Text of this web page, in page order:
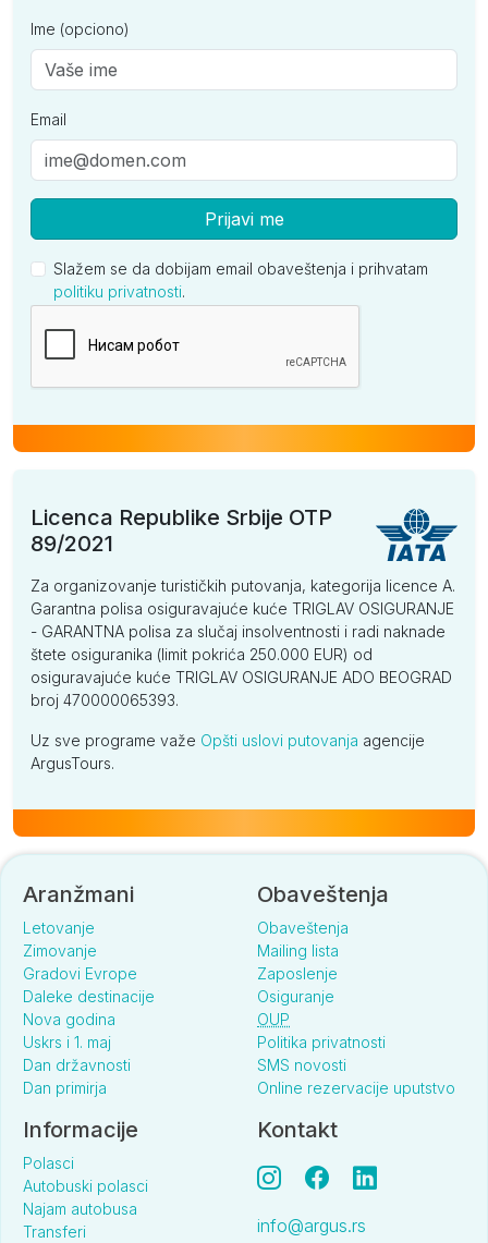
Ime (opciono)
Email
Prijavi me
Slažem se da dobijam email obaveštenja i prihvatam
politiku privatnosti.
Licenca Republike Srbije OTP
89/2021
Za organizovanje turističkih putovanja, kategorija licence A.
Garantna polisa osiguravajuće kuće TRIGLAV OSIGURANJE
- GARANTNA polisa za slučaj insolventnosti i radi naknade
štete osiguranika (limit pokrića 250.000 EUR) od
osiguravajuće kuće TRIGLAV OSIGURANJE ADO BEOGRAD
broj 470000065393.
Uz sve programe važe Opšti uslovi putovanja agencije
ArgusTours.
Aranžmani
Letovanje
Zimovanje
Gradovi Evrope
Daleke destinacije
Nova godina
Uskrs i 1. maj
Dan državnosti
Dan primirja
Obaveštenja
Obaveštenja
Mailing lista
Zaposlenje
Osiguranje
OUP
Politika privatnosti
SMS novosti
Online rezervacije uputstvo
Informacije
Polasci
Autobuski polasci
Najam autobusa
Transferi
Kontakt
info@argus.rs